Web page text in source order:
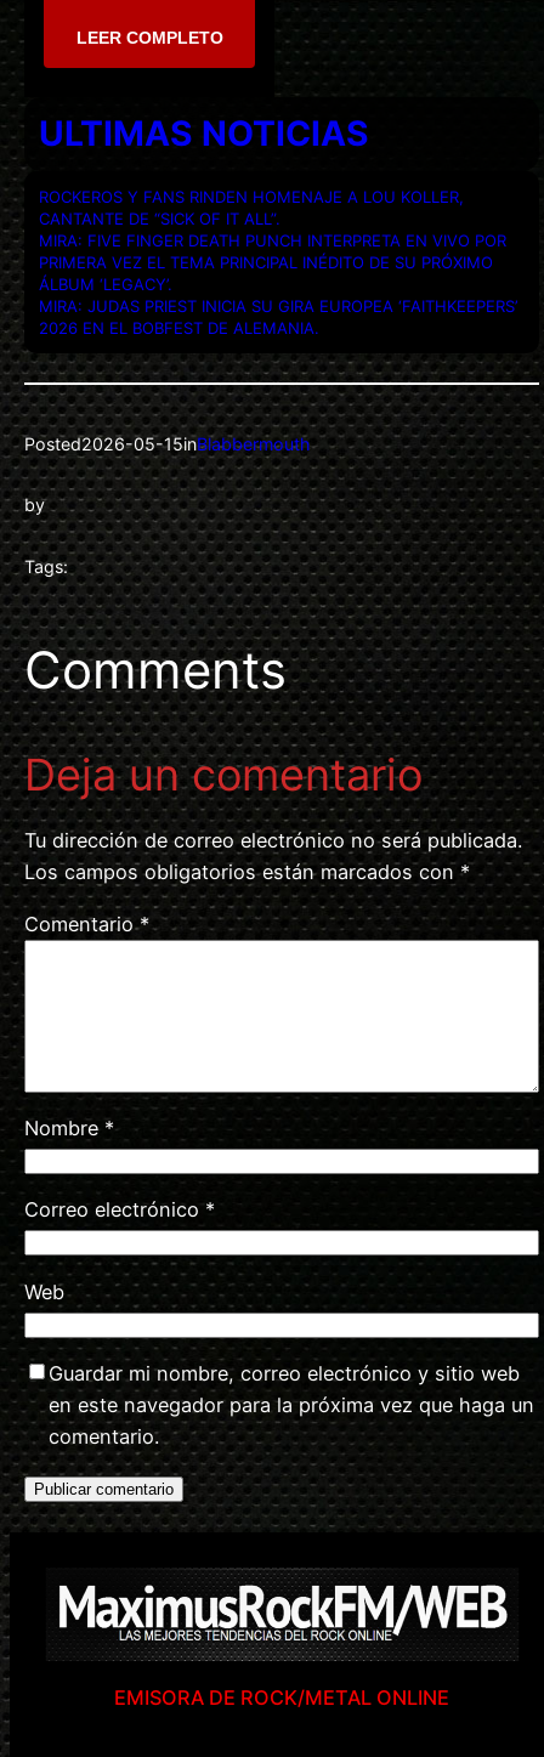
LEER COMPLETO
ULTIMAS NOTICIAS
ROCKEROS Y FANS RINDEN HOMENAJE A LOU KOLLER,
CANTANTE DE “SICK OF IT ALL”.
MIRA: FIVE FINGER DEATH PUNCH INTERPRETA EN VIVO POR
PRIMERA VEZ EL TEMA PRINCIPAL INÉDITO DE SU PRÓXIMO
ÁLBUM ‘LEGACY’.
MIRA: JUDAS PRIEST INICIA SU GIRA EUROPEA ‘FAITHKEEPERS’
2026 EN EL BOBFEST DE ALEMANIA.
Posted2026-05-15inBlabbermouth
by
Tags:
Comments
Deja un comentario
Tu dirección de correo electrónico no será publicada.
Los campos obligatorios están marcados con *
Comentario*
Nombre *
Correo electrónico *
Web
Guardar mi nombre, correo electrónico y sitio web
en este navegador para la próxima vez que haga un
comentario.
EMISORA DE ROCK/METAL ONLINE